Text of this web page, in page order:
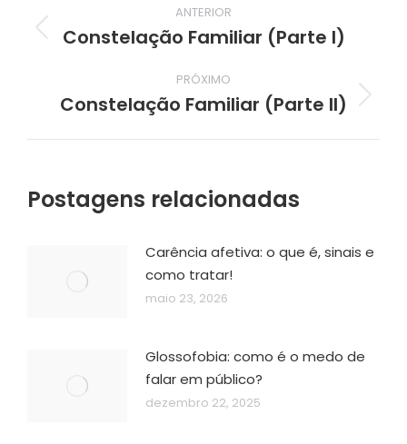
de
ANTERIOR
Post
Constelação Familiar (Parte I)
PRÓXIMO
Próximo
Constelação Familiar (Parte II)
Postagens relacionadas
Carência afetiva: o que é, sinais e
como tratar!
maio 23, 2026
Glossofobia: como é o medo de
falar em público?
dezembro 22, 2025